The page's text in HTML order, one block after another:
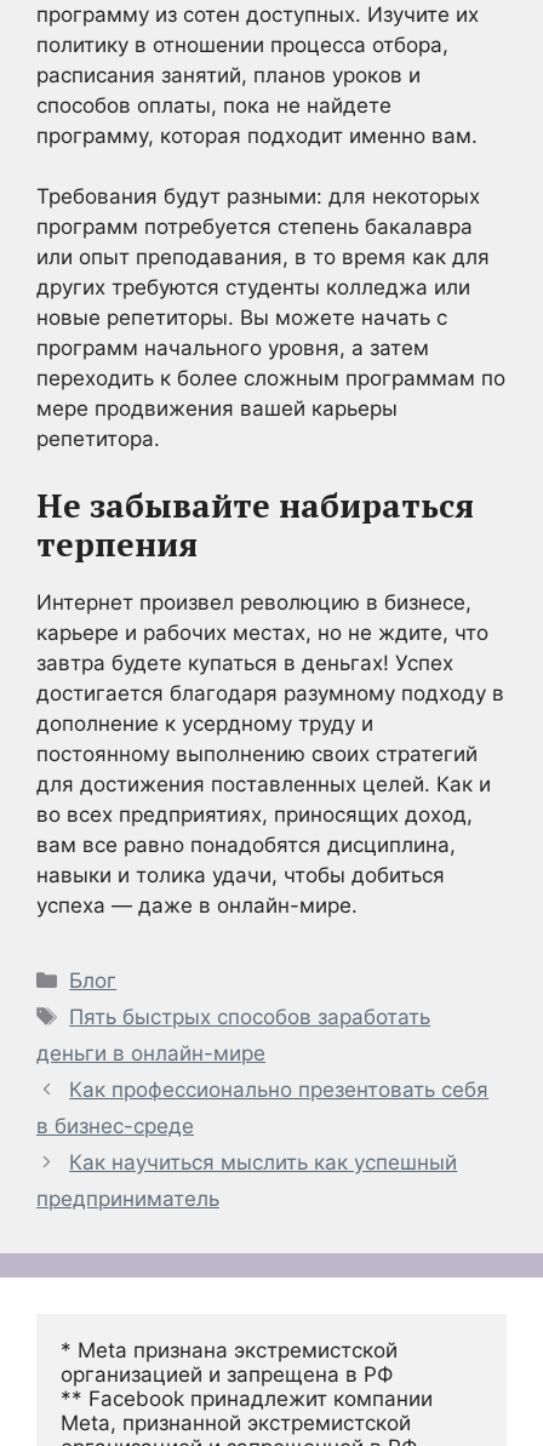
программу из сотен доступных. Изучите их
политику в отношении процесса отбора,
расписания занятий, планов уроков и
способов оплаты, пока не найдете
программу, которая подходит именно вам.
Требования будут разными: для некоторых
программ потребуется степень бакалавра
или опыт преподавания, в то время как для
других требуются студенты колледжа или
новые репетиторы. Вы можете начать с
программ начального уровня, а затем
переходить к более сложным программам по
мере продвижения вашей карьеры
репетитора.
Не забывайте набираться
терпения
Интернет произвел революцию в бизнесе,
карьере и рабочих местах, но не ждите, что
завтра будете купаться в деньгах! Успех
достигается благодаря разумному подходу в
дополнение к усердному труду и
постоянному выполнению своих стратегий
для достижения поставленных целей. Как и
во всех предприятиях, приносящих доход,
вам все равно понадобятся дисциплина,
навыки и толика удачи, чтобы добиться
успеха — даже в онлайн-мире.
Рубрики
Блог
Метки
Пять быстрых способов заработать
деньги в онлайн-мире
Как профессионально презентовать себя
в бизнес-среде
Как научиться мыслить как успешный
предприниматель
* Meta признана экстремистской
организацией и запрещена в РФ
** Facebook принадлежит компании
Meta, признанной экстремистской